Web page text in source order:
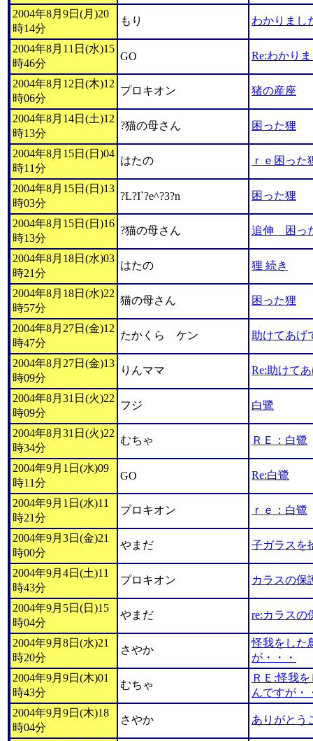
2004年8月9日(月)20
時14分
もり わかりまし
2004年8月11日(水)15
時46分
GO Re:わかり
2004年8月12日(木)12
時06分
プロキオン 猪の産座
2004年8月14日(土)12
時13分
?猫の母さん 困った狸
2004年8月15日(日)04
時11分
はたの ｒｅ困った
2004年8月15日(日)13
時03分
?L?I`?e^?3?n 困った狸
2004年8月15日(日)16
時13分
?猫の母さん 追伸 困っ
2004年8月18日(水)03
時21分
はたの 狸 続き
2004年8月18日(水)22
時57分
猫の母さん 困った狸
2004年8月27日(金)12
時47分
たかくら ケン 助けてあげ
2004年8月27日(金)13
時09分
りんママ Re:助けて
2004年8月31日(火)22
時09分
フジ 白鷺
2004年8月31日(火)22
時34分
むちゃ ＲＥ：白鷺
2004年9月1日(水)09
時11分
GO Re:白鷺
2004年9月1日(水)11
時21分
プロキオン ｒｅ：白鷺
2004年9月3日(金)21
時00分
やまだ 子ガラスを
2004年9月4日(土)11
時43分
プロキオン カラスの保
2004年9月5日(日)15
時04分
やまだ re:カラスの
2004年9月8日(水)21
時20分
さやか
怪我をした
が・・・
2004年9月9日(木)01
時43分
むちゃ
ＲＥ:怪我
んですが・
2004年9月9日(木)18
時04分
さやか ありがとう